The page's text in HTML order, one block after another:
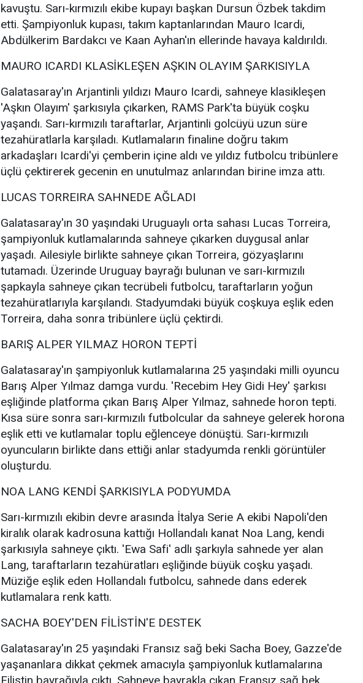
kavuştu. Sarı-kırmızılı ekibe kupayı başkan Dursun Özbek takdim
etti. Şampiyonluk kupası, takım kaptanlarından Mauro Icardi,
Abdülkerim Bardakcı ve Kaan Ayhan'ın ellerinde havaya kaldırıldı.
MAURO ICARDI KLASİKLEŞEN AŞKIN OLAYIM ŞARKISIYLA
Galatasaray'ın Arjantinli yıldızı Mauro Icardi, sahneye klasikleşen
'Aşkın Olayım' şarkısıyla çıkarken, RAMS Park'ta büyük coşku
yaşandı. Sarı-kırmızılı taraftarlar, Arjantinli golcüyü uzun süre
tezahüratlarla karşıladı. Kutlamaların finaline doğru takım
arkadaşları Icardi'yi çemberin içine aldı ve yıldız futbolcu tribünlere
üçlü çektirerek gecenin en unutulmaz anlarından birine imza attı.
LUCAS TORREIRA SAHNEDE AĞLADI
Galatasaray'ın 30 yaşındaki Uruguaylı orta sahası Lucas Torreira,
şampiyonluk kutlamalarında sahneye çıkarken duygusal anlar
yaşadı. Ailesiyle birlikte sahneye çıkan Torreira, gözyaşlarını
tutamadı. Üzerinde Uruguay bayrağı bulunan ve sarı-kırmızılı
şapkayla sahneye çıkan tecrübeli futbolcu, taraftarların yoğun
tezahüratlarıyla karşılandı. Stadyumdaki büyük coşkuya eşlik eden
Torreira, daha sonra tribünlere üçlü çektirdi.
BARIŞ ALPER YILMAZ HORON TEPTİ
Galatasaray'ın şampiyonluk kutlamalarına 25 yaşındaki milli oyuncu
Barış Alper Yılmaz damga vurdu. 'Recebim Hey Gidi Hey' şarkısı
eşliğinde platforma çıkan Barış Alper Yılmaz, sahnede horon tepti.
Kısa süre sonra sarı-kırmızılı futbolcular da sahneye gelerek horona
eşlik etti ve kutlamalar toplu eğlenceye dönüştü. Sarı-kırmızılı
oyuncuların birlikte dans ettiği anlar stadyumda renkli görüntüler
oluşturdu.
NOA LANG KENDİ ŞARKISIYLA PODYUMDA
Sarı-kırmızılı ekibin devre arasında İtalya Serie A ekibi Napoli'den
kiralık olarak kadrosuna kattığı Hollandalı kanat Noa Lang, kendi
şarkısıyla sahneye çıktı. 'Ewa Safi' adlı şarkıyla sahnede yer alan
Lang, taraftarların tezahüratları eşliğinde büyük coşku yaşadı.
Müziğe eşlik eden Hollandalı futbolcu, sahnede dans ederek
kutlamalara renk kattı.
SACHA BOEY'DEN FİLİSTİN'E DESTEK
Galatasaray'ın 25 yaşındaki Fransız sağ beki Sacha Boey, Gazze'de
yaşananlara dikkat çekmek amacıyla şampiyonluk kutlamalarına
Filistin bayrağıyla çıktı. Sahneye bayrakla çıkan Fransız sağ bek,